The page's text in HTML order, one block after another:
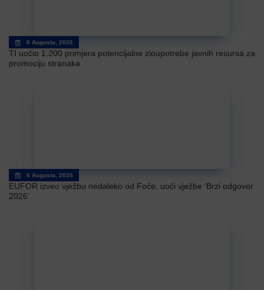
6 Augusta, 2026
TI uočio 1.200 primjera potencijalne zloupotrebe javnih resursa za
promociju stranaka
6 Augusta, 2026
EUFOR izveo vježbu nedaleko od Foče, uoči vježbe ‘Brzi odgovor
2026’